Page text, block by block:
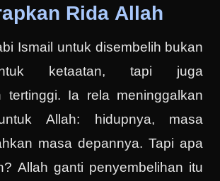
Rida Allah
Ismail untuk disembelih bukan
ketaatan, tapi juga
tertinggi. Ia rela meninggalkan
Allah: hidupnya, masa
masa depannya. Tapi apa
Allah ganti penyembelihan itu